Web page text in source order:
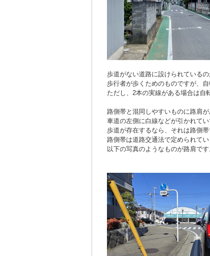
歩道がない道路に設けられているの
歩行者が歩くためのものですが、
ただし、2本の実線がある場合は自
路側帯と混同しやすいものに路肩が
車道の左側に白線などが引かれて
歩道が存在するなら、それは路側帯
路側帯は道路交通法で定められて
以下の写真のようなものが路肩です